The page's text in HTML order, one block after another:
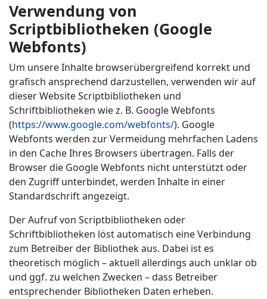
Verwendung von
Scriptbibliotheken (Google
Webfonts)
Um unsere Inhalte browserübergreifend korrekt und
grafisch ansprechend darzustellen, verwenden wir auf
dieser Website Scriptbibliotheken und
Schriftbibliotheken wie z. B. Google Webfonts
(https://www.google.com/webfonts/). Google
Webfonts werden zur Vermeidung mehrfachen Ladens
in den Cache Ihres Browsers übertragen. Falls der
Browser die Google Webfonts nicht unterstützt oder
den Zugriff unterbindet, werden Inhalte in einer
Standardschrift angezeigt.
Der Aufruf von Scriptbibliotheken oder
Schriftbibliotheken löst automatisch eine Verbindung
zum Betreiber der Bibliothek aus. Dabei ist es
theoretisch möglich – aktuell allerdings auch unklar ob
und ggf. zu welchen Zwecken – dass Betreiber
entsprechender Bibliotheken Daten erheben.